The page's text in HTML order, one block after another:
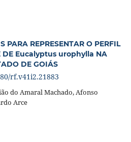
PARA REPRESENTAR O PERFIL
DE Eucalyptus urophylla NA
DE GOIÁS
rf.v41i2.21883
do Amaral Machado, Afonso
Arce